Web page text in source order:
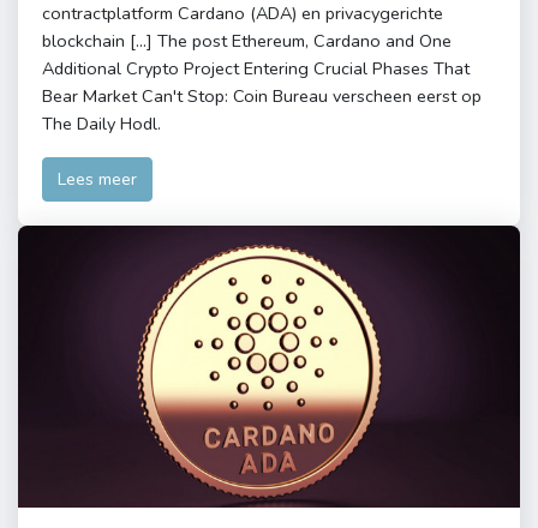
contractplatform Cardano (ADA) en privacygerichte
blockchain […] The post Ethereum, Cardano and One
Additional Crypto Project Entering Crucial Phases That
Bear Market Can't Stop: Coin Bureau verscheen eerst op
The Daily Hodl.
Lees meer